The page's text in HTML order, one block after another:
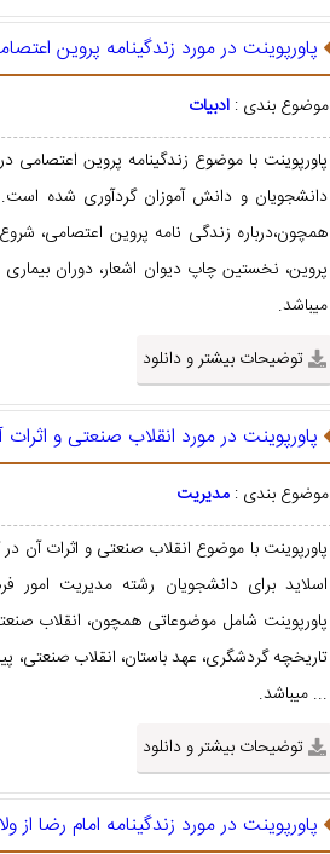
پاورپوینت در مورد زندگینامه پروین
موضوع بندی : ادبیات
دانشجویان و دانش آموزان گردآوری شده
همچون،درباره زندگی نامه پروین اعتصامی،
پروین، نخستین چاپ دیوان اشعار، دوران
میباشد.
توضیحات بیشتر و دانلود
پاورپوینت در مورد انقلاب صنعتی و
موضوع بندی : مدیریت
اسلاید برای دانشجویان رشته مدیریت
پاورپوینت شامل موضوعاتی همچون، انقلاب
تاریخچه گردشگری، عهد باستان، انقلاب صنعتی،
... میباشد.
توضیحات بیشتر و دانلود
پاورپوینت در مورد زندگینامه امام رضا از